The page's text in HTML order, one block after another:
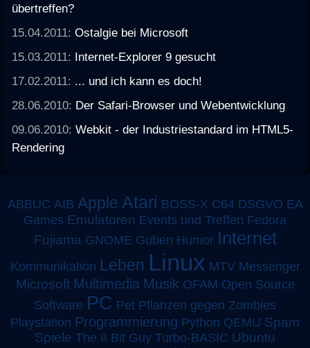
übertreffen?
15.04.2011:Ostalgie bei Microsoft
15.03.2011: Internet-Explorer 9 gesucht
17.02.2011: ... und ich kann es doch!
28.06.2010: Der Safari-Browser und Webentwicklung
09.06.2010:Webkit - der Industriestandard im HTML5-
Rendering
ABBUC AIB Apple Atari BOSS-X C64 DSGVO EA
Games Emulatoren Events und Treffen Fedora
Fujiama GNOME Guben Humor Internet
Kommunikation Leben Linux MTV Messenger
Microsoft Multimedia Musik OFAM Open Source
Software PC Pet Pflanzen gegen Zombies
Playstation Programmierung Python QEMU Spam
Spiele The 8 Bit Guy Turbo-BASIC Ubuntu